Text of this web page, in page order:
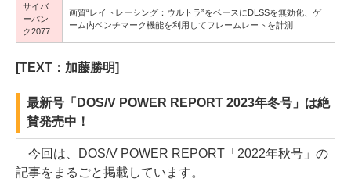
サイバ
ーパン
ク2077
画質“レイトレーシング：ウルトラ”をベースにDLSSを無効化、ゲ
ーム内ベンチマーク機能を利用してフレームレートを計測
[TEXT：加藤勝明]
最新号「DOS/V POWER REPORT 2023年冬号」は絶
賛発売中！
今回は、DOS/V POWER REPORT「2022年秋号」の
記事をまるごと掲載しています。